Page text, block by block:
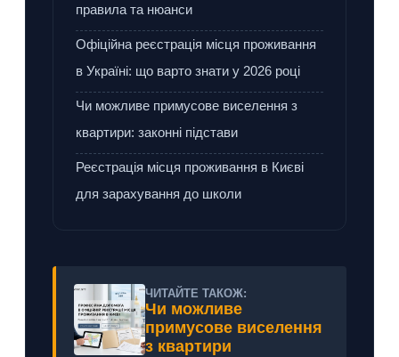
правила та нюанси
Офіційна реєстрація місця проживання
в Україні: що варто знати у 2026 році
Чи можливе примусове виселення з
квартири: законні підстави
Реєстрація місця проживання в Києві
для зарахування до школи
ЧИТАЙТЕ ТАКОЖ:
Чи можливе
примусове виселення
з квартири